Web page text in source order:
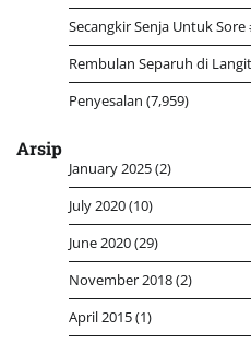
Secangkir Senja Untuk Sore
Rembulan Separuh di
Penyesalan (7,959)
Arsip
January 2025(2)
July 2020(10)
June 2020(29)
November 2018(2)
April 2015(1)